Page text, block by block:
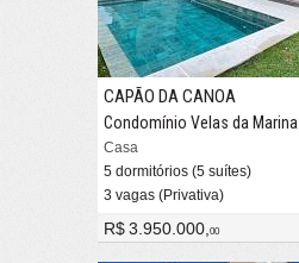
CAPÃO DA CANOA
Condomínio Velas da Marina
Casa
5 dormitórios (5 suítes)
3 vagas (Privativa)
R$ 3.950.000,00